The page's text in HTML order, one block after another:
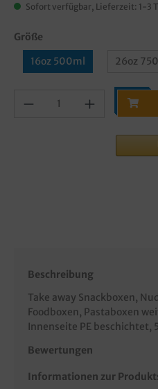
Sofort verfügbar, Lieferzeit: 1-3
Größe
16oz 500ml
26oz
Beschreibung
Take away Snackboxen,
Foodboxen, Pastaboxen
Innenseite PE
Bewertungen
Informationen zur